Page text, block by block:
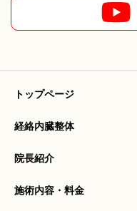
トップページ
経絡内臓整体
院長紹介
施術内容・料金